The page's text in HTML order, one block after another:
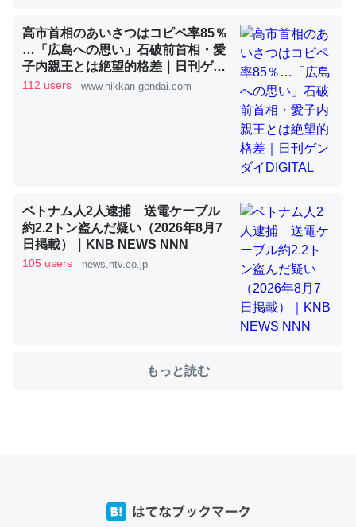
論文では「淡水はカルシウムも酸素も不足してて両方に不
利だから両方が拮抗してるのでは」とあって面白い。海に
いる鋏角類（カブトガニ・ウミグモ）はカルシウムを使わ
ずキチンを強化してる筈だが、酵素が違うのか？
─ニュース :: 【研究発表】昆虫学の大問題＝「昆虫はなぜ海にいな
これを元に考えるとカルシウムを大量に使う脊椎動物と貝
類は苦労してるんだな…。腹足類だと殻を無くしてナメク
ジになったり努力してるし。
─ニュース :: 【研究発表】昆虫学の大問題＝「昆虫はなぜ海にいな
高市首相のあいさつはコピペ率85％
…「広島への思い」石破前首相・愛
子内親王とは絶望的格差｜日刊ゲン
ダイDIGITAL
112 users www.nikkan-gendai.com
ベトナム人2人逮捕 送電ケーブル
約2.2トン盗んだ疑い（2026年8月7
日掲載）｜KNB NEWS NNN
105 users news.ntv.co.jp
もっと読む